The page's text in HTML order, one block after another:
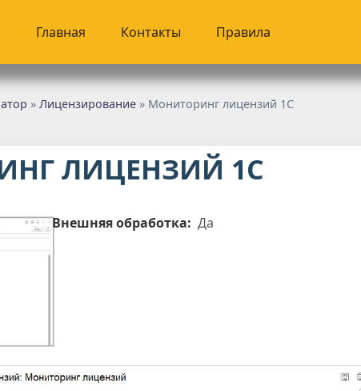
Главная Контакты Правила
»Лицензирование » Мониторинг лицензий 1С
ЛИЦЕНЗИЙ 1С
Внешняя обработка: Да